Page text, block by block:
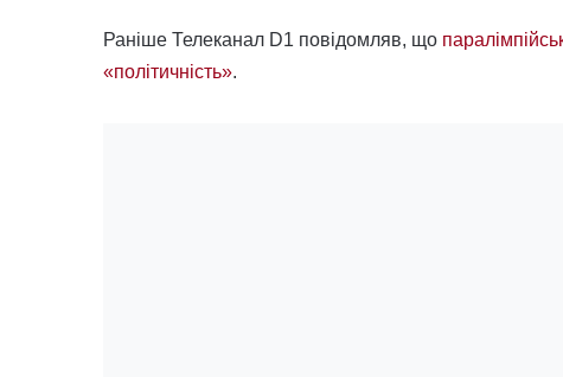
Раніше Телеканал D1 повідомляв, що
«політичність».